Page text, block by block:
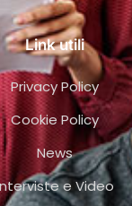
Link utili
Privacy Policy
Cookie Policy
News
e Video